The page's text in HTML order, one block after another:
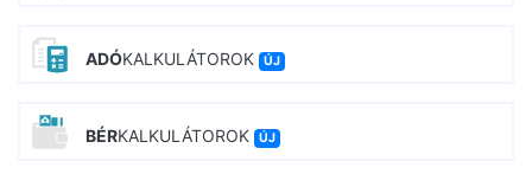
ADÓKALKULÁTOROK ÚJ
BÉRKALKULÁTOROK ÚJ